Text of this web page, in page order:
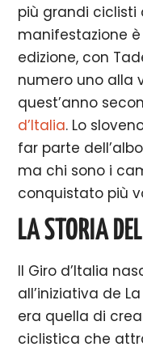
più grandi ciclisti
manifestazione
edizione, con
numero uno alla
quest’anno
d’Italia. Lo
far parte
ma chi sono i
conquistato più
LA STORIA
Il Giro d’Italia
all’iniziativa de
era quella di
ciclistica che